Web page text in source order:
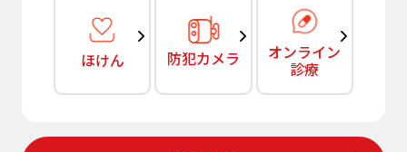
ほけん 防犯カメラ オンライン
診療